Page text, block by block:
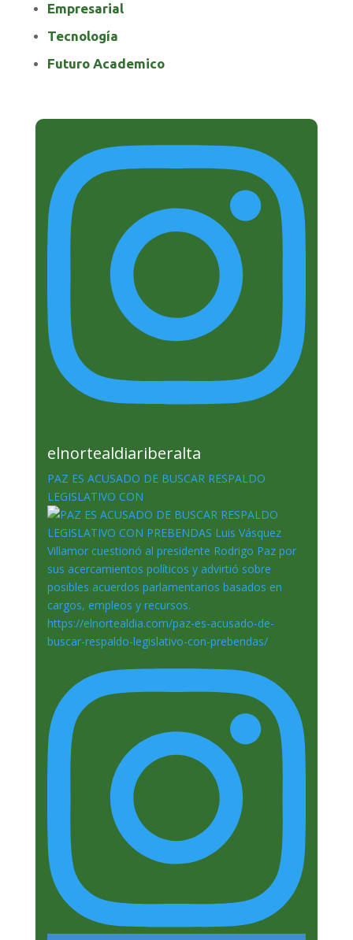
Empresarial
Tecnología
Futuro Academico
elnortealdiariberalta
PAZ ES ACUSADO DE BUSCAR RESPALDO
LEGISLATIVO CON